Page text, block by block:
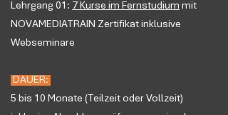
Lehrgang 01: 7 Kurse im Fernstudium mit
NOVAMEDIATRAIN Zertifikat inklusive
Webseminare
DAUER:
5 bis 10 Monate (Teilzeit oder Vollzeit)